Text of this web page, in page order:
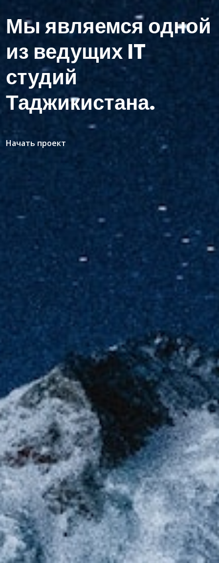
Мы являемся одной
из ведущих IT
студий
Таджикистана.
Начать проект